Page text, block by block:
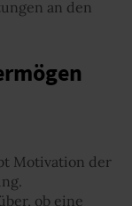
an den
Motivation der
ob eine